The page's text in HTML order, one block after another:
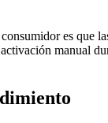
es que
manual